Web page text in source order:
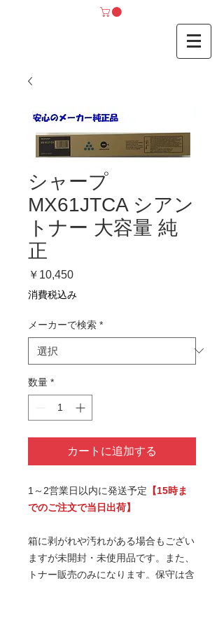
シャープ
MX61JTCA シアン
トナー 大容量 純
正
￥10,450価
格
消費税込み
メーカーで検索 *
数量 *
カートに追加する
1～2営業日以内に発送予定 【15時ま
でのご注文で当日出荷】
箱に剥がれや汚れがある場合もござい
ますが未開封・未使用品です。また、
トナー販売のみになります。保守は含